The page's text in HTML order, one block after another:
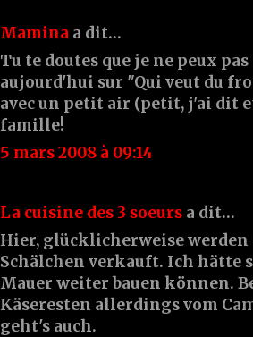
Mamina a dit…
Tu te doutes que je ne peux
aujourd'hui sur "Qui veut du
avec un petit air (petit, j'ai dit
famille!
5 mars 2008 à 09:14
La cuisine des 3 soeurs a dit…
Hier, glücklicherweise werden
Schälchen verkauft. Ich hätte
Mauer weiter bauen können.
Käseresten allerdings vom
geht's auch.